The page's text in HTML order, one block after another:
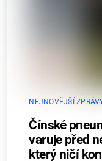
NEJNOVĚJŠÍ
Čínské
varuje před
který ničí